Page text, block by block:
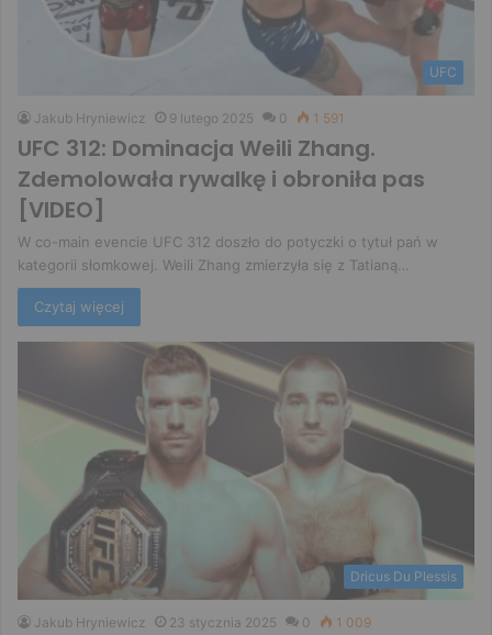
UFC
Jakub Hryniewicz 9 lutego 2025 0 1 591
UFC 312: Dominacja Weili Zhang.
Zdemolowała rywalkę i obroniła pas
[VIDEO]
W co-main evencie UFC 312 doszło do potyczki o tytuł pań w
kategorii słomkowej. Weili Zhang zmierzyła się z Tatianą…
Czytaj więcej
Dricus Du Plessis
Jakub Hryniewicz 23 stycznia 2025 0 1 009